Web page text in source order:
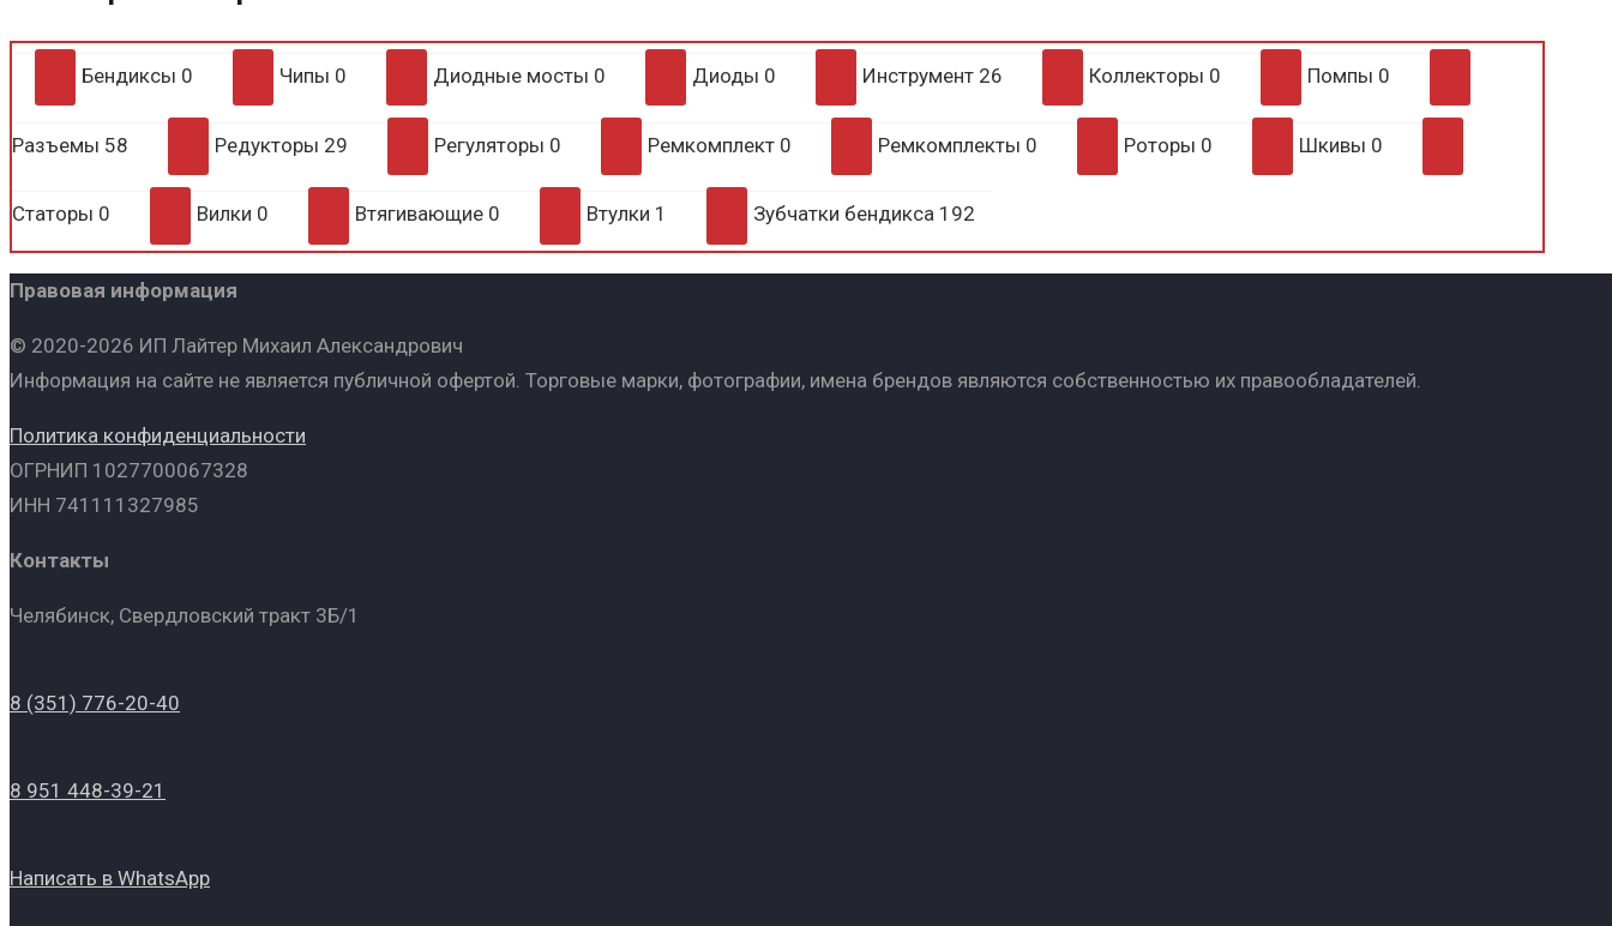
Бендиксы 0 Чипы 0 Диодные мосты 0 Диоды 0 Инструмент 26 Коллекторы 0 Помпы 0
Разъемы 58 Редукторы 29 Регуляторы 0 Ремкомплект 0 Ремкомплекты 0 Роторы 0 Шкивы 0
Статоры 0 Вилки 0 Втягивающие 0 Втулки 1 Зубчатки бендикса 192
Правовая информация
© 2020-2026 ИП Лайтер Михаил Александрович
Информация на сайте не является публичной офертой. Торговые марки, фотографии, имена брендов являются собственностью их правообладателей.
Политика конфиденциальности
ОГРНИП 1027700067328
ИНН 741111327985
Контакты
Челябинск, Свердловский тракт 3Б/1
8 (351) 776-20-40
8 951 448-39-21
Написать в WhatsApp